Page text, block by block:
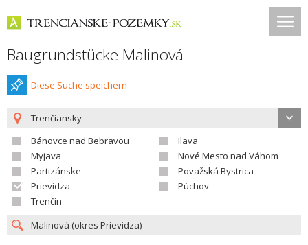
Baugrundstücke Malinová
Diese Suche speichern
Trenčiansky
Bánovce nad Bebravou
Ilava
Myjava
Nové Mesto nad Váhom
Partizánske
Považská Bystrica
Prievidza
Púchov
Trenčín